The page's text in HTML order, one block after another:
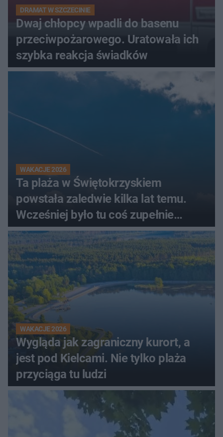
DRAMAT W SZCZECINIE
Dwaj chłopcy wpadli do basenu
przeciwpożarowego. Uratowała ich
szybka reakcja świadków
WAKACJE 2026
Ta plaża w Świętokrzyskiem
powstała zaledwie kilka lat temu.
Wcześniej było tu coś zupełnie
innego
WAKACJE 2026
Wygląda jak zagraniczny kurort, a
jest pod Kielcami. Nie tylko plaża
przyciąga tu ludzi